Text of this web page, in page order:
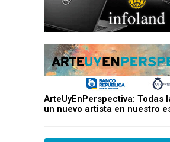
ArteUyEnPerspectiva: Todas
un nuevo artista en nuestro